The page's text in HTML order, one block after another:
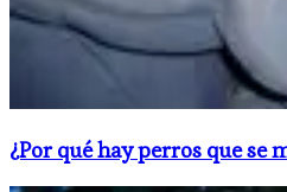
¿Por qué hay perros que se